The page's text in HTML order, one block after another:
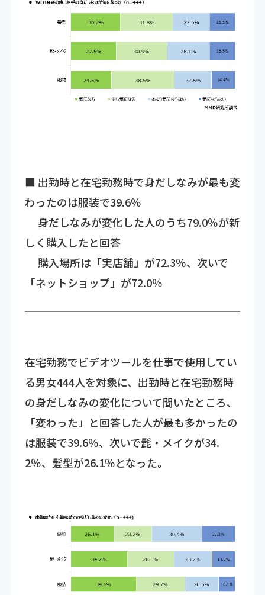
■ 出勤時と在宅勤務時で身だしなみが最も変
わったのは服装で39.6％
身だしなみが変化した人のうち79.0％が新
しく購入したと回答
購入場所は「実店舗」が72.3％、次いで
「ネットショップ」が72.0％
在宅勤務でビデオツールを仕事で使用してい
る男女444人を対象に、出勤時と在宅勤務時
の身だしなみの変化について聞いたところ、
「変わった」と回答した人が最も多かったの
は服装で39.6％、次いで髭・メイクが34.
2％、髪型が26.1％となった。